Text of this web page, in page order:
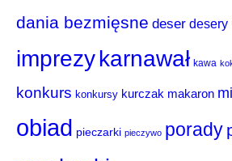
dania bezmięsne deser desery
imprezykarnawał kawa
konkurs konkursy kurczak makaron
obiad pieczarki pieczywo porady